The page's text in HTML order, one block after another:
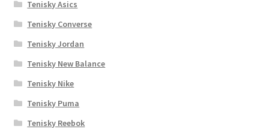
Tenisky Asics
Tenisky Converse
Tenisky Jordan
Tenisky New Balance
Tenisky Nike
Tenisky Puma
Tenisky Reebok